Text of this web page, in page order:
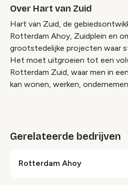
Over Hart van Zuid
Hart van Zuid, de
Rotterdam Ahoy, Zuidplein en
grootstedelijke projecten waar
Het moet uitgroeien tot een
Rotterdam Zuid, waar men in
kan wonen, werken,
Gerelateerde bedrijven
Rotterdam Ahoy